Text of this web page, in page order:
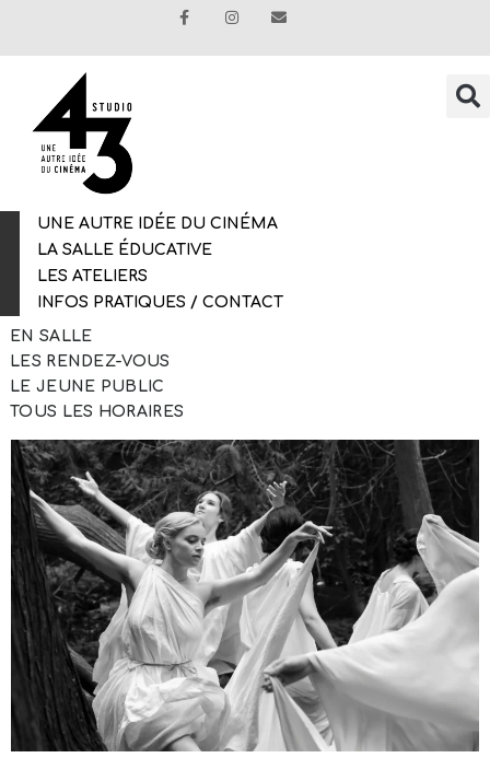
UNE AUTRE IDÉE DU CINÉMA
LA SALLE ÉDUCATIVE
LES ATELIERS
INFOS PRATIQUES / CONTACT
EN SALLE
LES RENDEZ-VOUS
LE JEUNE PUBLIC
TOUS LES HORAIRES
SILENT FRIEND